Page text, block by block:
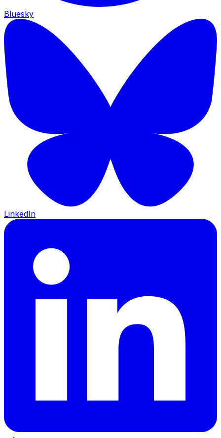
Bluesky
LinkedIn